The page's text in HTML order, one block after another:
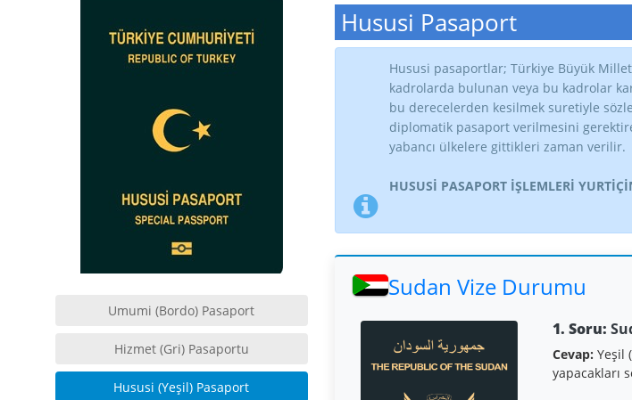
Umumi (Bordo) Pasaport
Hizmet (Gri) Pasaportu
Hususi (Yeşil) Pasaport
Hususi Pasaport
Hususi pasaportlar; Türkiye Büyük
kadrolarda bulunan veya bu kadrolar
bu derecelerden kesilmek suretiyle
diplomatik pasaport verilmesini
yabancı ülkelere gittikleri zaman verilir.
HUSUSİ PASAPORT İŞLEMLERİ
Sudan Vize Durumu
1. Soru:
Cevap: Yeşil
yapacakları